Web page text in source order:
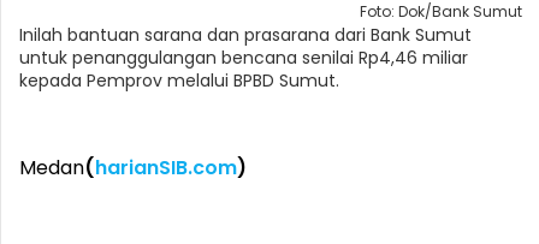
Foto: Dok/Bank Sumut
Inilah bantuan sarana dan prasarana dari Bank Sumut
untuk penanggulangan bencana senilai Rp4,46 miliar
kepada Pemprov melalui BPBD Sumut.
Medan(harianSIB.com)